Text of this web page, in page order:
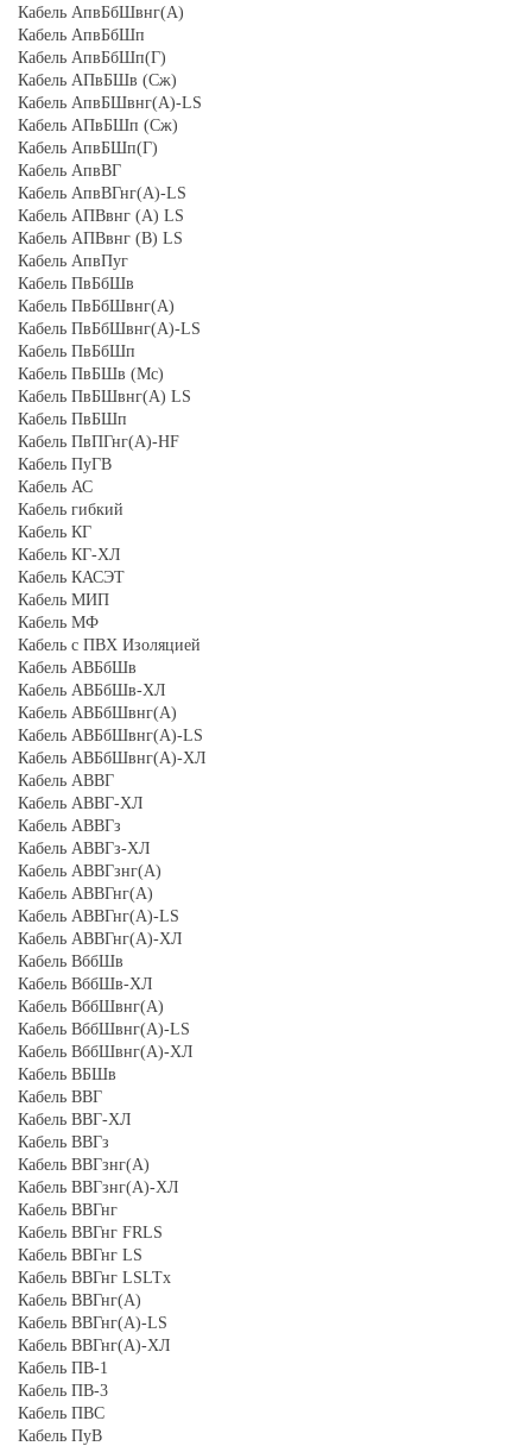
Кабель АпвБбШвнг(А)
Кабель АпвБбШп
Кабель АпвБбШп(Г)
Кабель АПвБШв (Сж)
Кабель АпвБШвнг(А)-LS
Кабель АПвБШп (Сж)
Кабель АпвБШп(Г)
Кабель АпвВГ
Кабель АпвВГнг(А)-LS
Кабель АПВвнг (A) LS
Кабель АПВвнг (B) LS
Кабель АпвПуг
Кабель ПвБбШв
Кабель ПвБбШвнг(А)
Кабель ПвБбШвнг(А)-LS
Кабель ПвБбШп
Кабель ПвБШв (Мс)
Кабель ПвБШвнг(А) LS
Кабель ПвБШп
Кабель ПвПГнг(А)-HF
Кабель ПуГВ
Кабель АС
Кабель гибкий
Кабель КГ
Кабель КГ-ХЛ
Кабель КАСЭТ
Кабель МИП
Кабель МФ
Кабель с ПВХ Изоляцией
Кабель АВБбШв
Кабель АВБбШв-ХЛ
Кабель АВБбШвнг(А)
Кабель АВБбШвнг(А)-LS
Кабель АВБбШвнг(А)-ХЛ
Кабель АВВГ
Кабель АВВГ-ХЛ
Кабель АВВГз
Кабель АВВГз-ХЛ
Кабель АВВГзнг(А)
Кабель АВВГнг(А)
Кабель АВВГнг(А)-LS
Кабель АВВГнг(А)-ХЛ
Кабель ВббШв
Кабель ВббШв-ХЛ
Кабель ВббШвнг(А)
Кабель ВббШвнг(А)-LS
Кабель ВббШвнг(А)-ХЛ
Кабель ВБШв
Кабель ВВГ
Кабель ВВГ-ХЛ
Кабель ВВГз
Кабель ВВГзнг(А)
Кабель ВВГзнг(А)-ХЛ
Кабель ВВГнг
Кабель ВВГнг FRLS
Кабель ВВГнг LS
Кабель ВВГнг LSLTx
Кабель ВВГнг(А)
Кабель ВВГнг(А)-LS
Кабель ВВГнг(А)-ХЛ
Кабель ПВ-1
Кабель ПВ-3
Кабель ПВС
Кабель ПуВ